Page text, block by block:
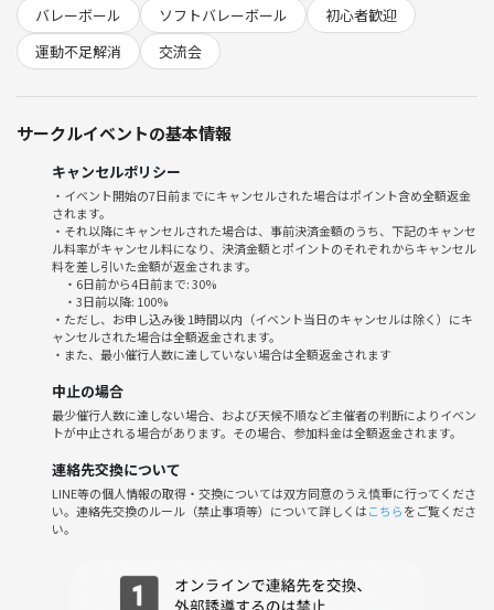
🌿こんな人におすすめ
・運動不足を解消したい🏃‍♀️
・ゆるくスポーツを楽しみたい🏐
🌼開始までの流れ
19:40体育館集合
19:45体育館でバレー開始
🏐当日の流れ
・軽く自己紹介🗣️
・パス練習🏐
・ゆるくゲーム🙌
・休憩しながら交流☕️
※バレーボール後は、希望者でご飯に行く予定です🌟
・初参加・一人参加がほとんど🙆‍♀️
・20代中心✨
・落ち着いてるけど明るい人多め🌼
バレーボール
ソフトバレーボール
初心者歓迎
運動不足解消
交流会
サークルイベントの基本情報
キャンセルポリシー
・イベント開始の7日前までにキャンセルされた場合はポイント含め全額返金
されます。
・それ以降にキャンセルされた場合は、事前決済金額のうち、下記のキャンセ
ル料率がキャンセル料になり、決済金額とポイントのそれぞれからキャンセル
料を差し引いた金額が返金されます。
・6日前から4日前まで: 30%
・3日前以降: 100%
・ただし、お申し込み後 1時間以内（イベント当日のキャンセルは除く）にキ
ャンセルされた場合は全額返金されます。
・また、最小催行人数に達していない場合は全額返金されます
中止の場合
最少催行人数に達しない場合、および天候不順など主催者の判断によりイベン
トが中止される場合があります。その場合、参加料金は全額返金されます。
連絡先交換について
LINE等の個人情報の取得・交換については双方同意のうえ慎重に行ってくださ
い。連絡先交換のルール（禁止事項等）について詳しくはこちらをご覧くださ
い。